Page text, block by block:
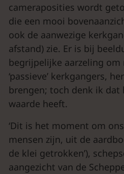
cameraposities wordt
die een mooi
ook de aanwezige
afstand) zie. Er is bij
begrijpelijke aarzeling om
‘passieve’ kerkgangers,
brengen; toch denk ik dat
waarde heeft.
‘Dit is het moment om
mensen zijn, uit de
de klei getrokken’),
aangezicht van de